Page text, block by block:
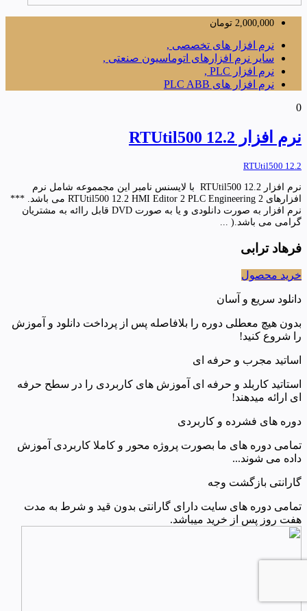
2,000,000 تومان
نرم افزار های تخصصی ,
سایر نرم افزارهای اتوماسیون صنعتی ,
نرم افزار PLC ,
نرم افزار های PLC ABB
0
نرم افزار RTUtil500 12.2
RTUtil500 12.2
نرم افزار RTUtil500 12.2 با لایسنس نامبر این مجمموعه شامل نرم
افزارهای RTUtil500 12.2 HMI Editor 2 PLC Engineering 2 می باشد. ***
نرم افزار به صورت دانلودی و یا به صورت DVD قابل راائه به مشتریان
گرامی می باشد.( ...
فرهاد ترابی
خرید محصول
دانلود سریع و آسان
بدون هیچ معطلی دوره را بلافاصله پس از پرداخت دانلود و آموزش
را شروع کنید!
اساتید مجرب و حرفه ای
استاتید کاربلد و حرفه ای آموزش های کاربردی را در سطح حرفه
ای ارائه میدهند!
دوره های فشرده و کاربردی
تمامی دوره های ما بصورت پروژه محور و کاملا کاربردی آموزش
داده می شوند...
گارانتی بازگشت وجه
تمامی دوره های سایت دارای گارانتی بدون قید و شرط به مدت
هفت روز پس از خرید میباشد.